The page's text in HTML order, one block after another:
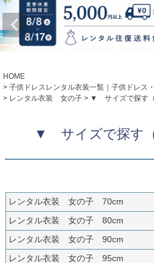
カテゴリ詳細→
Rentalレンタル
七五三着物
小物・アクセ
アウター
性別・サイズで
舞台で輝くステージ衣装
Startはじめに
01
02 サイズの選び方
Angel's Closetについて
04 レンタルのご案内
予約・配送・返却・料金
05 レンタルの流れ
4ステップで簡単
Atelier
実店舗 つくば店
Tsukuba Boutique
〒 茨城県土浦市大町14-16-1F
HOME
子供ドレスレンタル衣装一覧｜子供ドレス
レンタル衣装 女の子
▼ サイズで探す
▼ サイズで探す
レンタル衣装 女の子 70cm
レンタル衣装 女の子 80cm
レンタル衣装 女の子 90cm
レンタル衣装 女の子 95cm